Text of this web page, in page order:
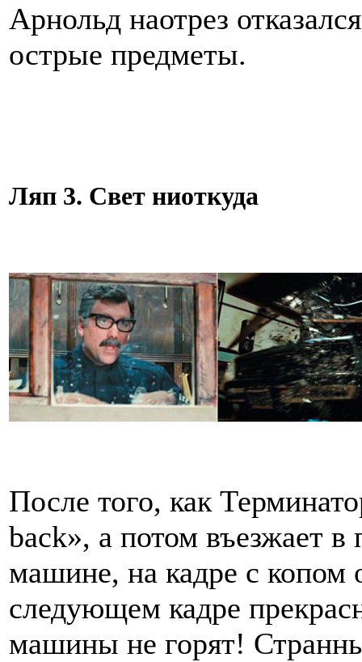
Арнольд наотрез
острые предметы.
Ляп 3. Свет ниоткуда
После того, как
back», а потом въезжает в
машине, на кадре с копом
следующем кадре
машины не горят!